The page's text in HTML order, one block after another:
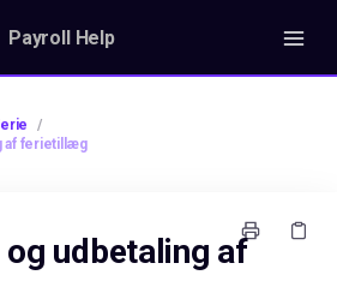
Payroll Help
/
af ferietillæg
udbetaling af